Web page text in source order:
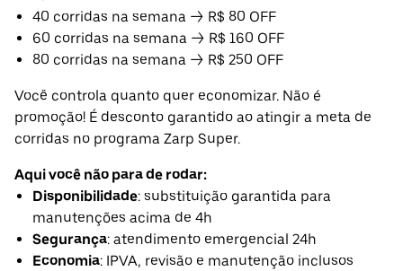
40 corridas na semana → R$ 80 OFF
60 corridas na semana → R$ 160 OFF
80 corridas na semana → R$ 250 OFF
Você controla quanto quer economizar. Não é
promoção! É desconto garantido ao atingir a meta de
corridas no programa Zarp Super.
Aqui você não para de rodar:
Disponibilidade: substituição garantida para
manutenções acima de 4h
Segurança: atendimento emergencial 24h
Economia: IPVA, revisão e manutenção inclusos